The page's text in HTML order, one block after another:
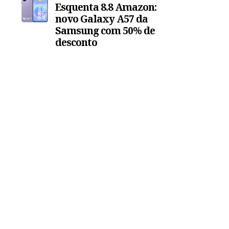
Esquenta 8.8 Amazon:
novo Galaxy A57 da
Samsung com 50% de
desconto